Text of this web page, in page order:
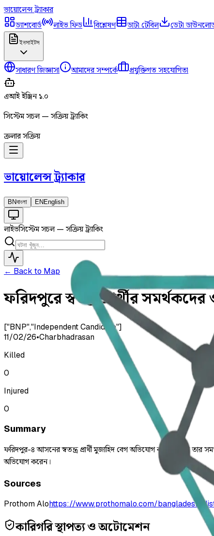
ভায়োলেন্সট্র্যাকার
ড্যাশবোর্ড
লাইভ ফিড বিশ্লেষণ ডাটা টেবিল ডেটা
ইনসাইটস
সাধারণ জিজ্ঞাসা আমাদের সম্পর্কে প্রযুক্তিগত সহযোগিতা
এআই ইঞ্জিন ১.০
সিস্টেম সচল — সক্রিয় ট্র্যাকিং
ক্রলার সক্রিয়
ভায়োলেন্সট্র্যাকার
BNবাংলা EN English
লাইভসিস্টেম সচল — সক্রিয় ট্র্যাকিং
← Back to Map
ফরিদপুরে স্বতন্ত্র প্রার্থীর
["BNP","Independent Candidate"]
11/02/26•Charbhadrasan
Killed
0
Injured
0
Summary
ফরিদপুর-৪ আসনের স্বতন্ত্র প্রার্থী মুজাহিদ বেগ অভিযোগ করেছেন যে তার
অভিযোগ করেন।
Sources
Prothom Alohttps://www.prothomalo.com/bangladesh/
কারিগরি স্থাপত্য ও অটোমেশন